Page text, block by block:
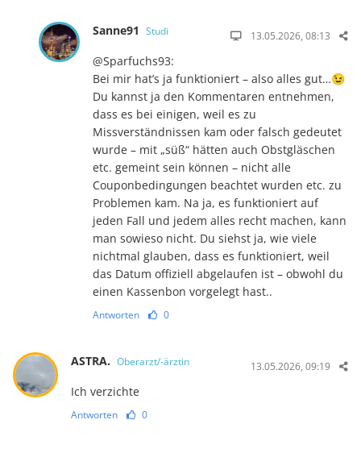
Sanne91 Studi 13.05.2026, 08:13
@Sparfuchs93:
Bei mir hat’s ja funktioniert – also alles gut…😉
Du kannst ja den Kommentaren entnehmen,
dass es bei einigen, weil es zu
Missverständnissen kam oder falsch gedeutet
wurde – mit „süß“ hätten auch Obstgläschen
etc. gemeint sein können – nicht alle
Couponbedingungen beachtet wurden etc. zu
Problemen kam. Na ja, es funktioniert auf
jeden Fall und jedem alles recht machen, kann
man sowieso nicht. Du siehst ja, wie viele
nichtmal glauben, dass es funktioniert, weil
das Datum offiziell abgelaufen ist – obwohl du
einen Kassenbon vorgelegt hast..
Antworten 0
ASTRA. Oberarzt/-ärztin 13.05.2026, 09:19
Ich verzichte
Antworten 0